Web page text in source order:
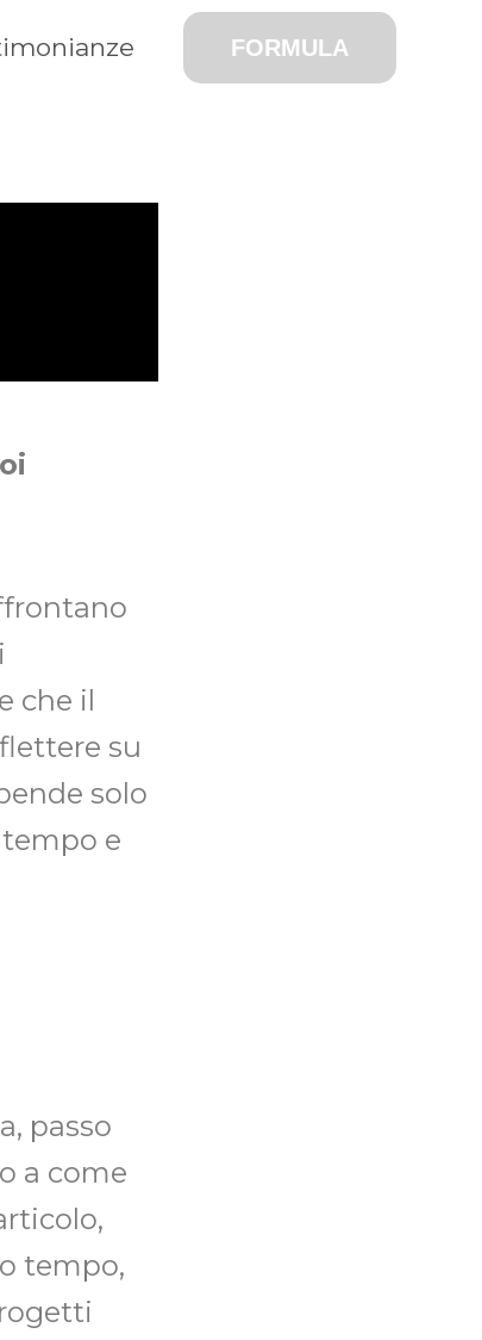
FORMULA
che il
su
solo
e
passo
a come
tempo,